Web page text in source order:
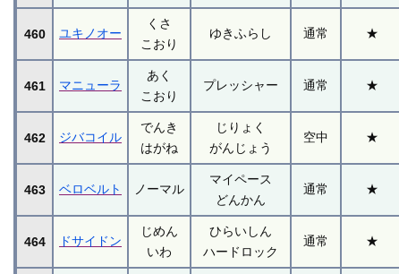
460 ユキノオー
くさ
こおり
ゆきふらし 通常 ★
461 マニューラ
あく
こおり
プレッシャー 通常 ★
462 ジバコイル
でんき
はがね
じりょく
がんじょう
空中 ★
463 ベロベルト ノーマル
マイペース
どんかん
通常 ★
464 ドサイドン
じめん
いわ
ひらいしん
ハードロック
通常 ★